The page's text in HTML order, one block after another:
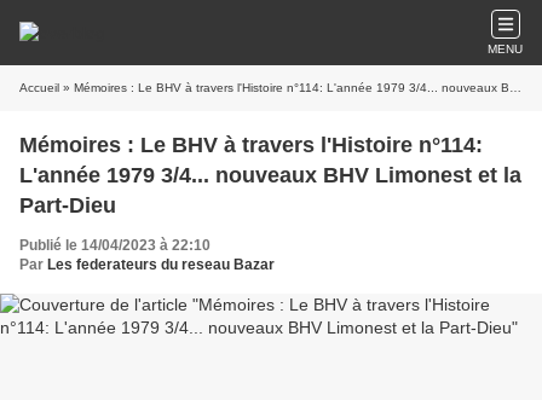
MENU
Accueil » Mémoires : Le BHV à travers l'Histoire n°114: L'année 1979 3/4... nouveaux BHV Limonest et la Part-Dieu
Mémoires : Le BHV à travers l'Histoire n°114:
L'année 1979 3/4... nouveaux BHV Limonest et la
Part-Dieu
Publié le 14/04/2023 à 22:10
Par Les federateurs du reseau Bazar